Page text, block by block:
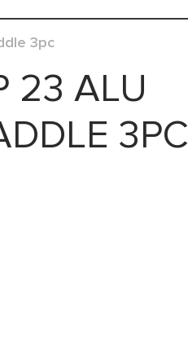
3pc
ALU
3PC